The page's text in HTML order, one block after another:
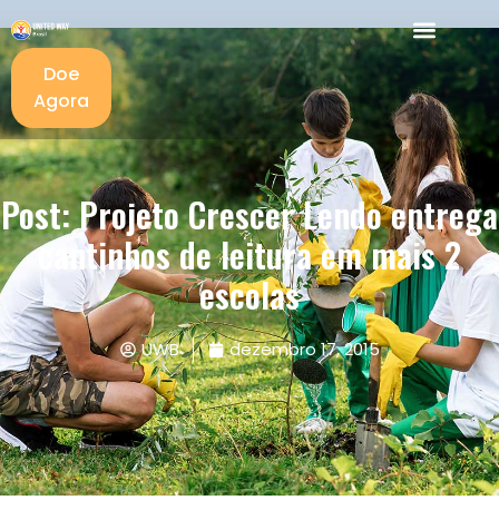
Doe
Agora
Post: Projeto Crescer Lendo entrega
cantinhos de leitura em mais 2
escolas
UWB dezembro 17, 2015